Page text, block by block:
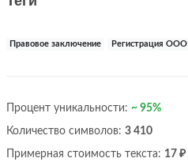
Правовое заключение Регистрация ООО
Процент уникальности: ~ 95%
Количество символов: 3 410
Примерная стоимость текста: 17 ₽